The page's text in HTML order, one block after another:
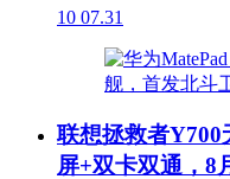
10 07.31
联想拯救者
屏+双卡双通，8